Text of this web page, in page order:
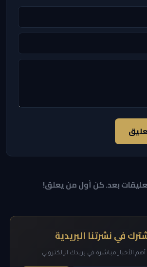
بعد. كن أول من يعلق!
في نشرتنا البريدية
الأخبار مباشرة في بريدك الإلكتروني